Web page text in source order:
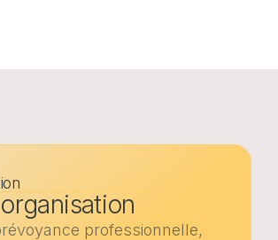
professionnelle,